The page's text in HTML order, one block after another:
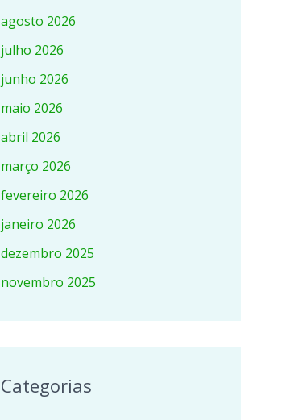
agosto 2026
julho 2026
junho 2026
maio 2026
abril 2026
março 2026
fevereiro 2026
janeiro 2026
dezembro 2025
novembro 2025
Categorias